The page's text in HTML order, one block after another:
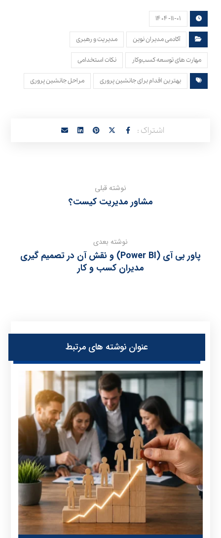
۱۴۰۴-۱۱-۰۱
آکادمی مدیران نوین مدیریت و رهبری
مهارت های توسعه کسب‌وکار نکات استخدامی
بهترین اقدام برای جانشین‌ پروری مراحل جانشین‌ پروری
نوشته قبلی
مشاور مدیریت کیست؟
نوشته بعدی
پاور بی آی (Power BI) و نقش آن در تصمیم‌ گیری
مدیران کسب‌ و کار
عنوان ‫نوشته های مرتبط